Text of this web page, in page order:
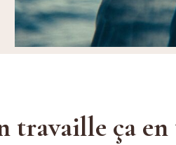
travaille ça